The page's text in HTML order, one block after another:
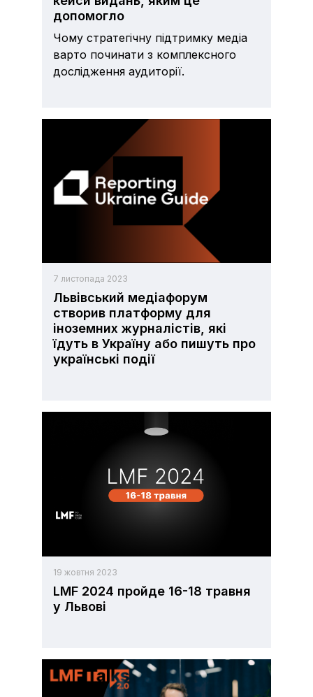
допомогло
Чому стратегічну підтримку медіа
варто починати з комплексного
дослідження аудиторії.
7 листопада 2023
Львівський медіафорум
створив платформу для
іноземних журналістів, які
їдуть в Україну або пишуть про
українські події
19 жовтня 2023
LMF 2024 пройде 16-18 травня
у Львові